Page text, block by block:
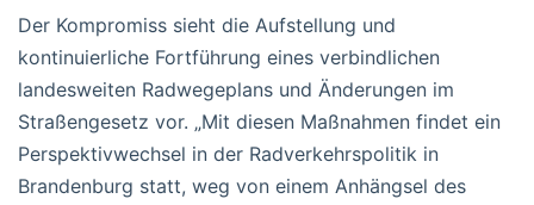
Der Kompromiss sieht die Aufstellung und
kontinuierliche Fortführung eines verbindlichen
landesweiten Radwegeplans und Änderungen im
Straßengesetz vor. „Mit diesen Maßnahmen findet ein
Perspektivwechsel in der Radverkehrspolitik in
Brandenburg statt, weg von einem Anhängsel des